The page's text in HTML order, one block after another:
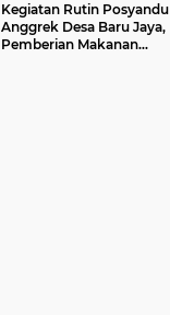
Kegiatan Rutin Posyandu
Anggrek Desa Baru Jaya,
Pemberian Makanan